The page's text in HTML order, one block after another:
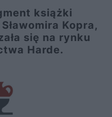
książki
Sławomira Kopra,
się na rynku
Harde.